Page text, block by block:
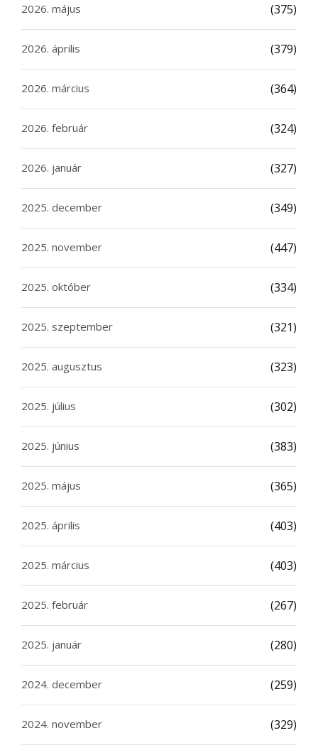
2026. május (375)
2026. április (379)
2026. március (364)
2026. február (324)
2026. január (327)
2025. december (349)
2025. november (447)
2025. október (334)
2025. szeptember (321)
2025. augusztus (323)
2025. július (302)
2025. június (383)
2025. május (365)
2025. április (403)
2025. március (403)
2025. február (267)
2025. január (280)
2024. december (259)
2024. november (329)